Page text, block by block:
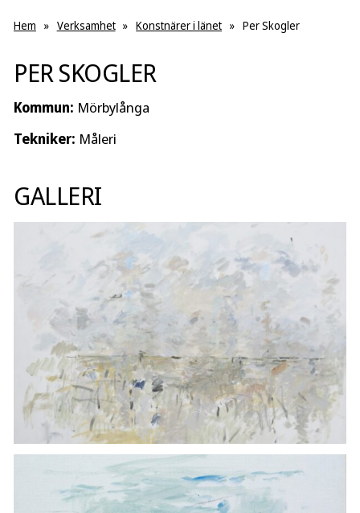
Hem » Verksamhet » Konstnärer i länet » Per Skogler
PER SKOGLER
Kommun: Mörbylånga
Tekniker: Måleri
GALLERI